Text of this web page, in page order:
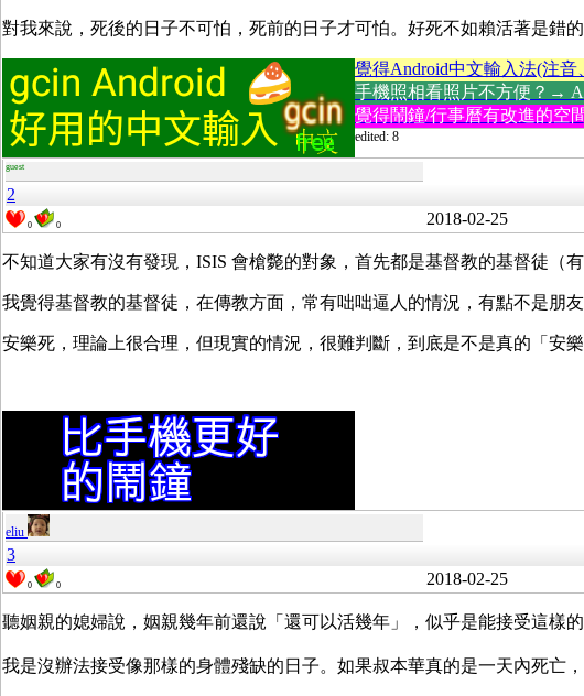
對我來說，死後的日子不可怕，死前的日子才可怕。好死不如賴活著是錯的
覺得Android中文輸入法(注
手機照相看照片不方便？→
覺得鬧鐘/行事曆有改進的空
edited: 8
guest
2
0 0 2018-02-25
不知道大家有沒有發現，ISIS 會槍斃的對象，首先都是基督教的基督徒（
我覺得基督教的基督徒，在傳教方面，常有咄咄逼人的情況，有點不是朋
安樂死，理論上很合理，但現實的情況，很難判斷，到底是不是真的「安
eliu
3
0 0 2018-02-25
聽姻親的媳婦說，姻親幾年前還說「還可以活幾年」，似乎是能接受這樣
我是沒辦法接受像那樣的身體殘缺的日子。如果叔本華真的是一天內死亡